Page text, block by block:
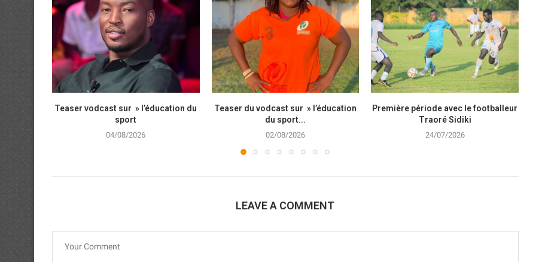
Teaser vodcast sur » l’éducation du
sport
04/08/2026
Teaser du vodcast sur » l’éducation
du sport...
02/08/2026
Première période avec le footballeur
Traoré Sidiki
24/07/2026
LEAVE A COMMENT